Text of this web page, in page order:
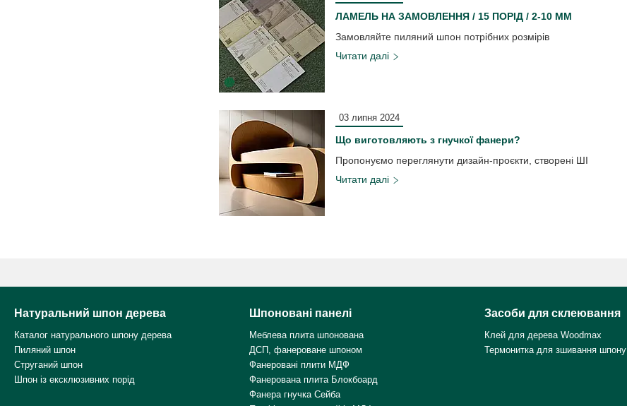
ЛАМЕЛЬ НА ЗАМОВЛЕННЯ / 15 ПОРІД / 2-10 ММ
Замовляйте пиляний шпон потрібних розмірів
03 липня 2024
Що виготовляють з гнучкої фанери?
Пропонуємо переглянути дизайн-проєкти, створені ШІ
Натуральний шпон дерева
Каталог натурального шпону дерева
Пиляний шпон
Струганий шпон
Шпон із ексклюзивних порід
Шпоновані панелі
Меблева плита шпонована
ДСП, фанероване шпоном
Фанеровані плити МДФ
Фанерована плита Блокбоард
Фанера гнучка Сейба
Засоби для склеювання
Клей для дерева Woodmax
Термонитка для зшивання шпону